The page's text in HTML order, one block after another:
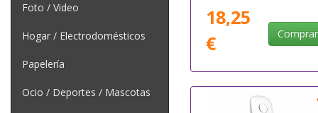
Foto / Video
Hogar / Electrodomésticos
Papelería
Ocio / Deportes / Mascotas
18,25
€
Comprar